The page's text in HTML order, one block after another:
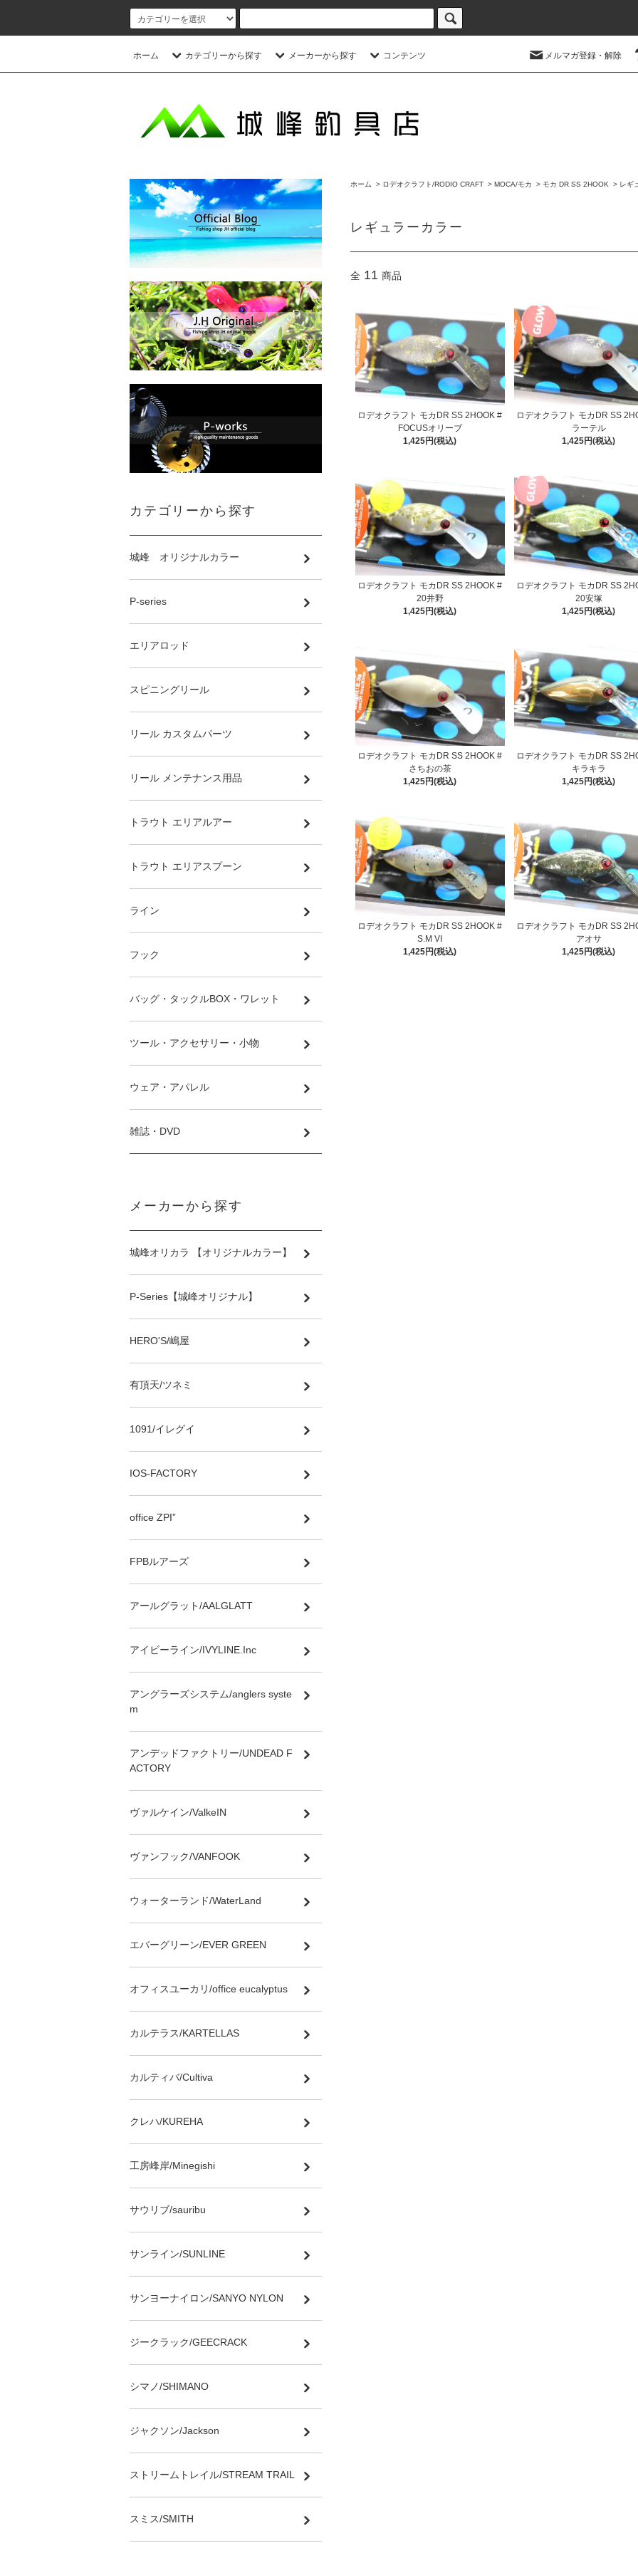
ホーム カテゴリーから探す メーカーから探す コンテンツ メルマガ登録・解除
ホーム > ロデオクラフト/RODIO CRAFT > MOCA/モカ > モカ DR SS 2HOOK > レギ
レギュラーカラー
全 11 商品
ロデオクラフト モカDR SS 2HOOK #
FOCUSオリーブ
1,425円(税込)
ロデオクラフト モカDR SS
ラーテル
1,425円(税込)
ロデオクラフト モカDR SS 2HOOK #
20井野
1,425円(税込)
ロデオクラフト モカDR SS
20安塚
1,425円(税込)
ロデオクラフト モカDR SS 2HOOK #
さちおの茶
1,425円(税込)
ロデオクラフト モカDR SS
キラキラ
1,425円(税込)
ロデオクラフト モカDR SS 2HOOK #
S.M VI
1,425円(税込)
ロデオクラフト モカDR SS
アオサ
1,425円(税込)
カテゴリーから探す
城峰 オリジナルカラー
P-series
エリアロッド
スピニングリール
リール カスタムパーツ
リール メンテナンス用品
トラウト エリアルアー
トラウト エリアスプーン
ライン
フック
バッグ・タックルBOX・ワレット
ツール・アクセサリー・小物
ウェア・アパレル
雑誌・DVD
メーカーから探す
城峰オリカラ 【オリジナルカラー】
P-Series【城峰オリジナル】
HERO'S/嶋屋
有頂天/ツネミ
1091/イレグイ
IOS-FACTORY
office ZPI”
FPBルアーズ
アールグラット/AALGLATT
アイビーライン/IVYLINE.Inc
アングラーズシステム/anglers syste
m
アンデッドファクトリー/UNDEAD F
ACTORY
ヴァルケイン/ValkeIN
ヴァンフック/VANFOOK
ウォーターランド/WaterLand
エバーグリーン/EVER GREEN
オフィスユーカリ/office eucalyptus
カルテラス/KARTELLAS
カルティバ/Cultiva
クレハ/KUREHA
工房峰岸/Minegishi
サウリブ/sauribu
サンライン/SUNLINE
サンヨーナイロン/SANYO NYLON
ジークラック/GEECRACK
シマノ/SHIMANO
ジャクソン/Jackson
ストリームトレイル/STREAM TRAIL
スミス/SMITH